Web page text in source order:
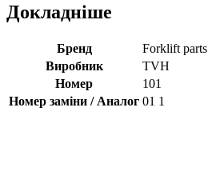
Докладніше
Бренд
Forklift parts
Виробник
TVH
Номер
101
Номер заміни / Аналог 01 1